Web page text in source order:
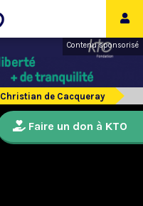
Contenu sponsorisé
Christian de Cacqueray
Faire un don à KTO